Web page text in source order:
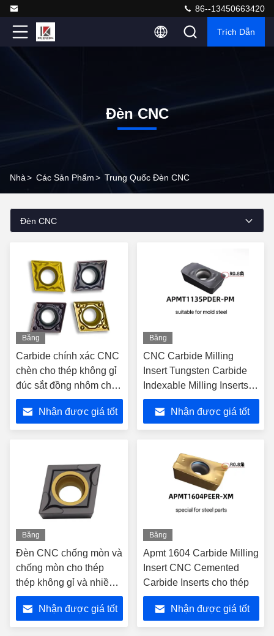
86--13450663420
Trích Dẫn
Đèn CNC
Nhà> Các Sản Phẩm> Trung Quốc Đèn CNC
Đèn CNC
Băng
hình
Carbide chính xác CNC
chèn cho thép không gỉ
đúc sắt đồng nhôm chế
biến
Nhận được giá tốt
Băng
hình
CNC Carbide Milling
Insert Tungsten Carbide
Indexable Milling Inserts
tùy chỉnh
Nhận được giá tốt
Băng
hình
Đèn CNC chống mòn và
chống mòn cho thép
thép không gỉ và nhiều
hơn nữa
Nhận được giá tốt
Băng
Apmt 1604 Carbide Milling
Insert CNC Cemented
Carbide Inserts cho thép
Nhận được giá tốt